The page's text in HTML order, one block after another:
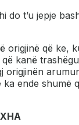
do t’u jepje
origjinë që ke,
kanë
origjinën
ende shumë